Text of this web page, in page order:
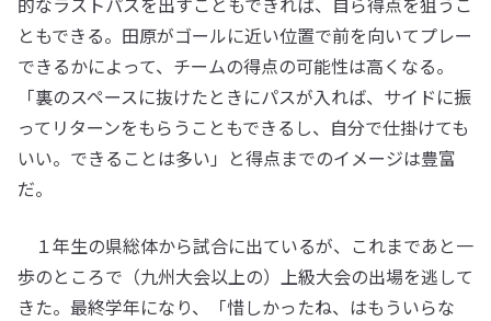
ともできる。田原がゴールに近い位置で前を向いてプレー
できるかによって、チームの得点の可能性は高くなる。
「裏のスペースに抜けたときにパスが入れば、サイドに振
ってリターンをもらうこともできるし、自分で仕掛けても
いい。できることは多い」と得点までのイメージは豊富
だ。
１年生の県総体から試合に出ているが、これまであと一
歩のところで（九州大会以上の）上級大会の出場を逃して
きた。最終学年になり、「惜しかったね、はもういらな